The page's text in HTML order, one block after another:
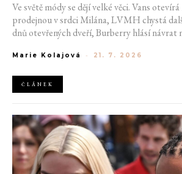
Ve světě módy se dějí velké věci. Vans
prodejnou v srdci Milána, LVMH chystá
dnů otevřených dveří, Burberry hlásí návrat
AliExpress.
Marie Kolajová - 21. 7. 2026
ČLÁNEK